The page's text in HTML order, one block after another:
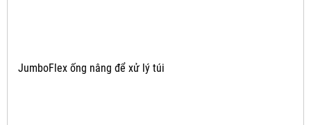
JumboFlex ống nâng để xử lý túi